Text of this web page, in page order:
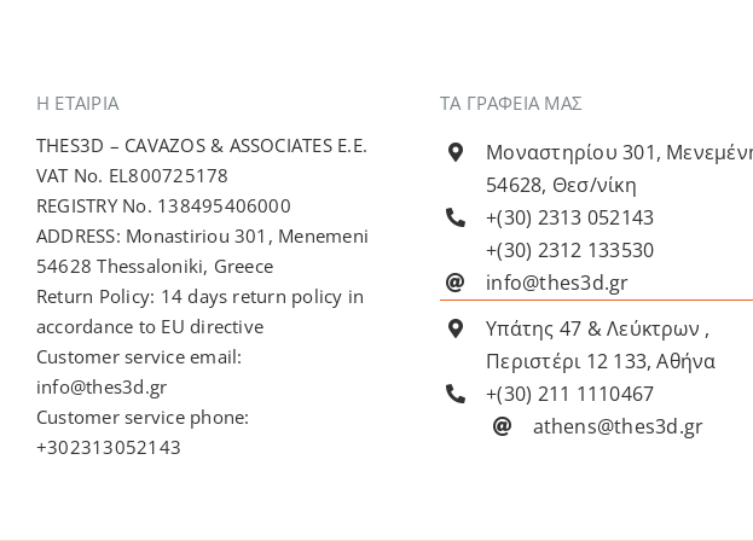
Η ΕΤΑΙΡΊΑ
THES3D – CAVAZOS & ASSOCIATES E.E.
VAT No. EL800725178
REGISTRY No. 138495406000
ADDRESS: Monastiriou 301, Menemeni
54628 Thessaloniki, Greece
Return Policy: 14 days return policy in
accordance to EU directive
Customer service email:
info@thes3d.gr
Customer service phone:
+302313052143
ΤΑ ΓΡΑΦΕΙΑ ΜΑΣ
Μοναστηρίου 301,
54628, Θεσ/νίκη
+(30) 2313 052143
+(30) 2312 133530
info@thes3d.gr
Υπάτης 47 & Λεύκτρων ,
Περιστέρι 12 133, Αθήνα
+(30) 211 1110467
athens@thes3d.gr